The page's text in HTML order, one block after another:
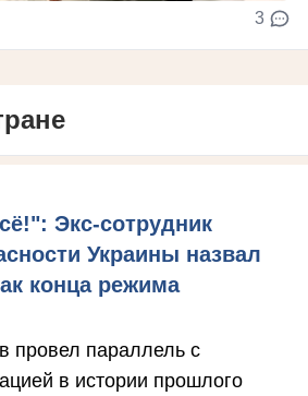
3
Экс-сотрудник
Украины назвал
конца режима
провел параллель с
в истории прошлого